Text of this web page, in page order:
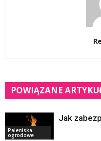
POWIĄZANE
Paleniska
ogrodowe
Jak